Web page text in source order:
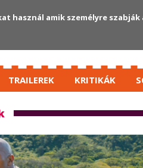
TRAILEREK KRITIKÁK
használ amik személyre